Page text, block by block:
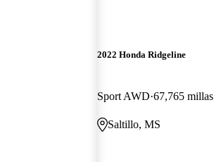
2022 Honda Ridgeline
Sport AWD 67,765 millas
Saltillo, MS